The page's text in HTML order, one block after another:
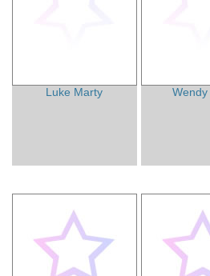
Luke Marty Wendy